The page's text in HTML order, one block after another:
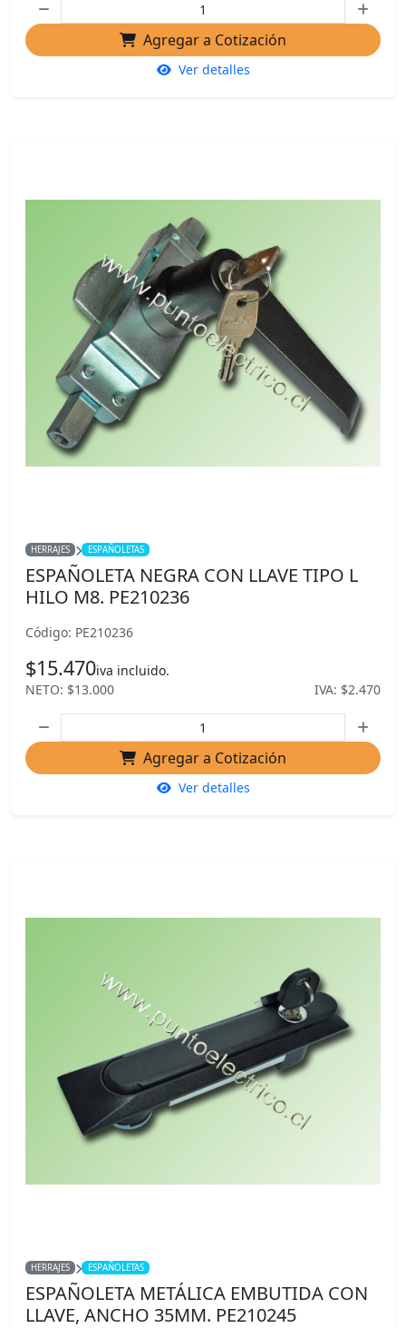
Agregar a Cotización
Ver detalles
HERRAJES ESPAÑOLETAS
ESPAÑOLETA NEGRA CON LLAVE TIPO L
HILO M8. PE210236
Código: PE210236
$15.470iva incluido.
NETO: $13.000
IVA: $2.470
Agregar a Cotización
Ver detalles
HERRAJES ESPAÑOLETAS
ESPAÑOLETA METÁLICA EMBUTIDA CON
LLAVE, ANCHO 35MM. PE210245